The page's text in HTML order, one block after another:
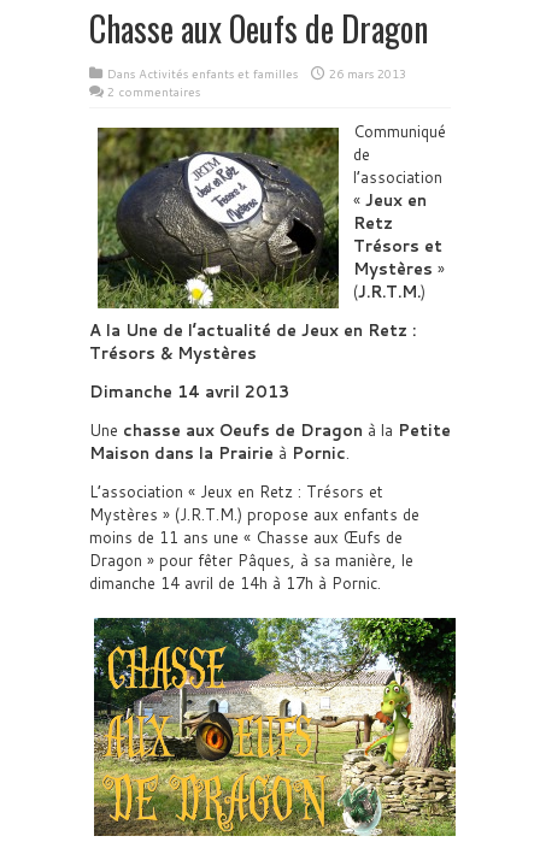
Chasse aux Oeufs de Dragon
Dans Activités enfants et familles
26 mars 2013
2 commentaires
Communiqué
de
l’association
« Jeux en
Retz
Trésors et
Mystères »
(J.R.T.M.)
A la Une de l’actualité de Jeux en Retz :
Trésors & Mystères
Dimanche 14 avril 2013
Une chasse aux Oeufs de Dragon à la Petite
Maison dans la Prairie à Pornic.
L’association « Jeux en Retz : Trésors et
Mystères » (J.R.T.M.) propose aux enfants de
moins de 11 ans une « Chasse aux Œufs de
Dragon » pour fêter Pâques, à sa manière, le
dimanche 14 avril de 14h à 17h à Pornic.